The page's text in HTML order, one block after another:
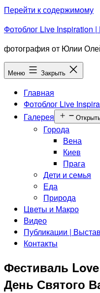
Перейти к содержимому
Фотоблог Live Inspiration
фотография от Юлии
Меню Закрыть
Главная
Фотоблог Live
Галерея
Города
Вена
Киев
Прага
Дети и семья
Еда
Природа
Цветы и Макро
Видео
Публикации |
Контакты
Фестиваль
День Святого